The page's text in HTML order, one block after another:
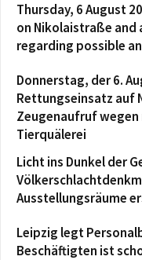
Thursday, 6 August
on Nikolaistraße
regarding possible
Donnerstag, der 6.
Rettungseinsatz auf
Zeugenaufruf
Tierquälerei
Licht ins Dunkel der
Ausstellungsräume
Leipzig legt
Beschäftigten ist